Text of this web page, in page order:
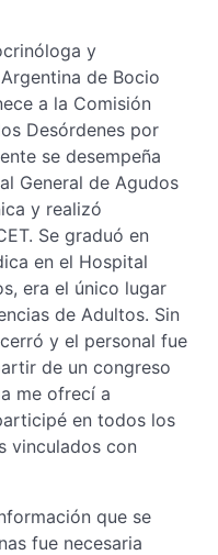
y
de Bocio
a la Comisión
Desórdenes por
se desempeña
General de Agudos
y realizó
Se graduó en
en el Hospital
era el único lugar
de Adultos. Sin
y el personal fue
de un congreso
me ofrecí a
en todos los
vinculados con
que se
fue necesaria